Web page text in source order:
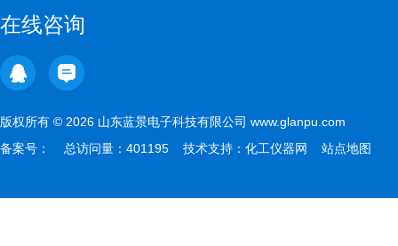
在线咨询
版权所有 © 2026 山东蓝景电子科技有限公司 www.glanpu.com
备案号：
总访问量：401195 技术支持： 化工仪器网 站点地图